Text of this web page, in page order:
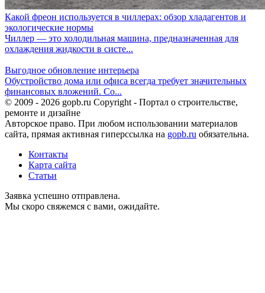
Какой фреон используется в чиллерах: обзор хладагентов и
экологические нормы
Чиллер — это холодильная машина, предназначенная для
охлаждения жидкости в систе...
Выгодное обновление интерьера
Обустройство дома или офиса всегда требует значительных
финансовых вложений. Со...
© 2009 - 2026 gopb.ru Copyright - Портал о строительстве,
ремонте и дизайне
Авторское право. При любом использовании материалов
сайта, прямая активная гиперссылка на gopb.ru обязательна.
Контакты
Карта сайта
Статьи
Заявка успешно отправлена.
Мы скоро свяжемся с вами, ожидайте.